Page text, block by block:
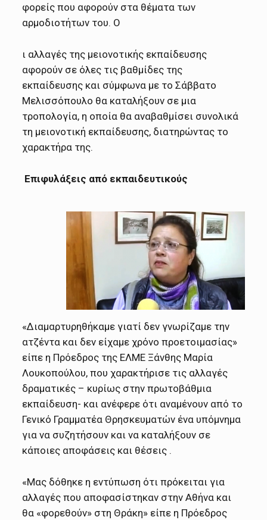
φορείς που αφορούν στα θέματα των
αρμοδιοτήτων του. Ο
ι αλλαγές της μειονοτικής εκπαίδευσης
αφορούν σε όλες τις βαθμίδες της
εκπαίδευσης και σύμφωνα με το Σάββατο
Μελισσόπουλο θα καταλήξουν σε μια
τροπολογία, η οποία θα αναβαθμίσει συνολικά
τη μειονοτική εκπαίδευσης, διατηρώντας το
χαρακτήρα της.
Επιφυλάξεις από εκπαιδευτικούς
«Διαμαρτυρηθήκαμε γιατί δεν γνωρίζαμε την
ατζέντα και δεν είχαμε χρόνο προετοιμασίας»
είπε η Πρόεδρος της ΕΛΜΕ Ξάνθης Μαρία
Λουκοπούλου, που χαρακτήρισε τις αλλαγές
δραματικές – κυρίως στην πρωτοβάθμια
εκπαίδευση- και ανέφερε ότι αναμένουν από το
Γενικό Γραμματέα Θρησκευματών ένα υπόμνημα
για να συζητήσουν και να καταλήξουν σε
κάποιες αποφάσεις και θέσεις .
«Μας δόθηκε η εντύπωση ότι πρόκειται για
αλλαγές που αποφασίστηκαν στην Αθήνα και
θα «φορεθούν» στη Θράκη» είπε η Πρόεδρος